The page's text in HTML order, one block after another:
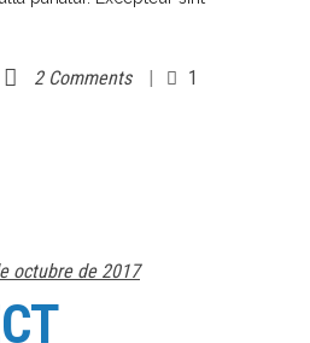
2 Comments
1
octubre de 2017